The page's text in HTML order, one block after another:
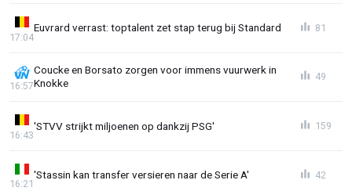
Euvrard verrast: toptalent zet stap terug bij Standard
17:04
81
Coucke en Borsato zorgen voor immens vuurwerk in
Knokke
16:57
49
'STVV strijkt miljoenen op dankzij PSG'
16:43
159
'Stassin kan transfer versieren naar de Serie A'
16:21
42